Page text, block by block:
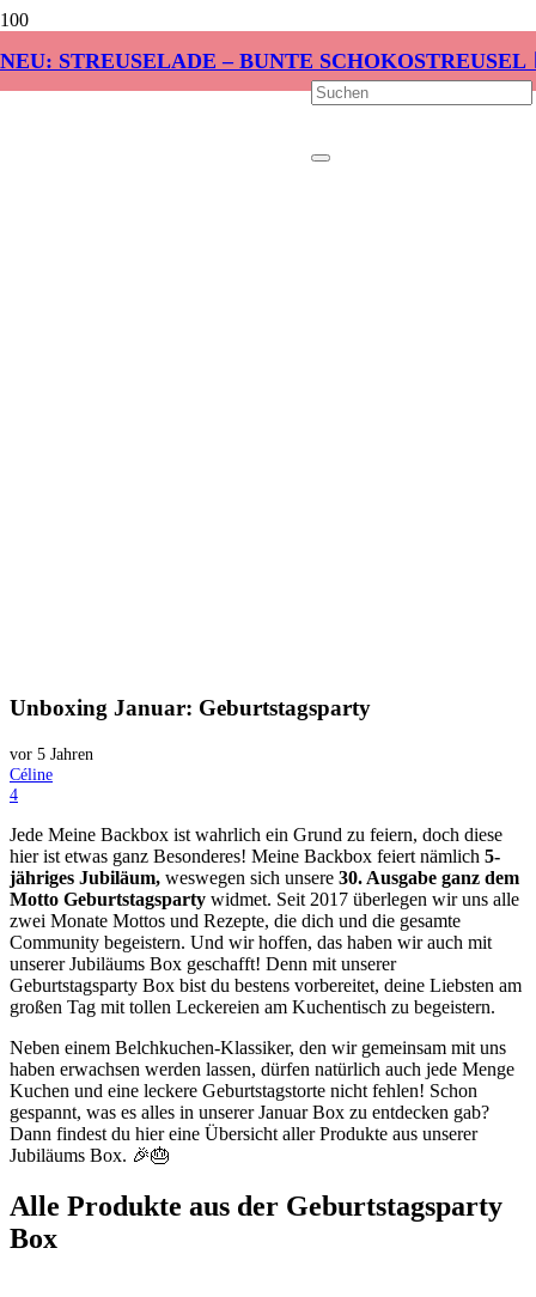
NEU: STREUSELADE – BUNTE SCHOKOSTREUSEL
Unboxing Januar: Geburtstagsparty
vor 5 Jahren
Céline
4Kommentare
Jede Meine Backbox ist wahrlich ein Grund zu feiern, doch diese
hier ist etwas ganz Besonderes! Meine Backbox feiert nämlich 5-
jähriges Jubiläum, weswegen sich unsere 30. Ausgabe ganz dem
Motto Geburtstagsparty widmet. Seit 2017 überlegen wir uns alle
zwei Monate Mottos und Rezepte, die dich und die gesamte
Community begeistern. Und wir hoffen, das haben wir auch mit
unserer Jubiläums Box geschafft! Denn mit unserer
Geburtstagsparty Box bist du bestens vorbereitet, deine Liebsten am
großen Tag mit tollen Leckereien am Kuchentisch zu begeistern.
Neben einem Belchkuchen-Klassiker, den wir gemeinsam mit uns
haben erwachsen werden lassen, dürfen natürlich auch jede Menge
Kuchen und eine leckere Geburtstagstorte nicht fehlen! Schon
gespannt, was es alles in unserer Januar Box zu entdecken gab?
Dann findest du hier eine Übersicht aller Produkte aus unserer
Jubiläums Box. 🎉🎂
Alle Produkte aus der Geburtstagsparty
Box